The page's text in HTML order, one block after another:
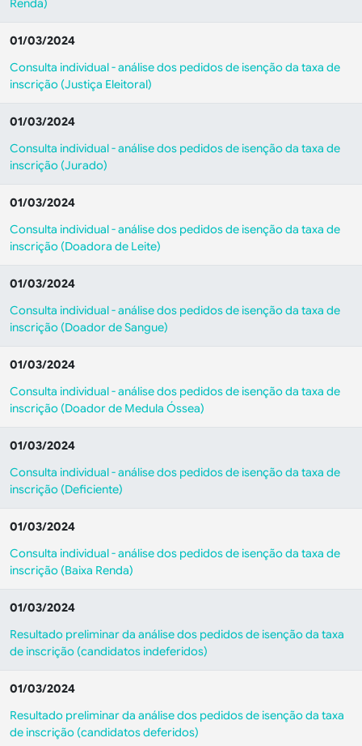
Renda)
01/03/2024
Consulta individual - análise dos pedidos de isenção da taxa de
inscrição (Justiça Eleitoral)
01/03/2024
Consulta individual - análise dos pedidos de isenção da taxa de
inscrição (Jurado)
01/03/2024
Consulta individual - análise dos pedidos de isenção da taxa de
inscrição (Doadora de Leite)
01/03/2024
Consulta individual - análise dos pedidos de isenção da taxa de
inscrição (Doador de Sangue)
01/03/2024
Consulta individual - análise dos pedidos de isenção da taxa de
inscrição (Doador de Medula Óssea)
01/03/2024
Consulta individual - análise dos pedidos de isenção da taxa de
inscrição (Deficiente)
01/03/2024
Consulta individual - análise dos pedidos de isenção da taxa de
inscrição (Baixa Renda)
01/03/2024
Resultado preliminar da análise dos pedidos de isenção da taxa
de inscrição (candidatos indeferidos)
01/03/2024
Resultado preliminar da análise dos pedidos de isenção da taxa
de inscrição (candidatos deferidos)